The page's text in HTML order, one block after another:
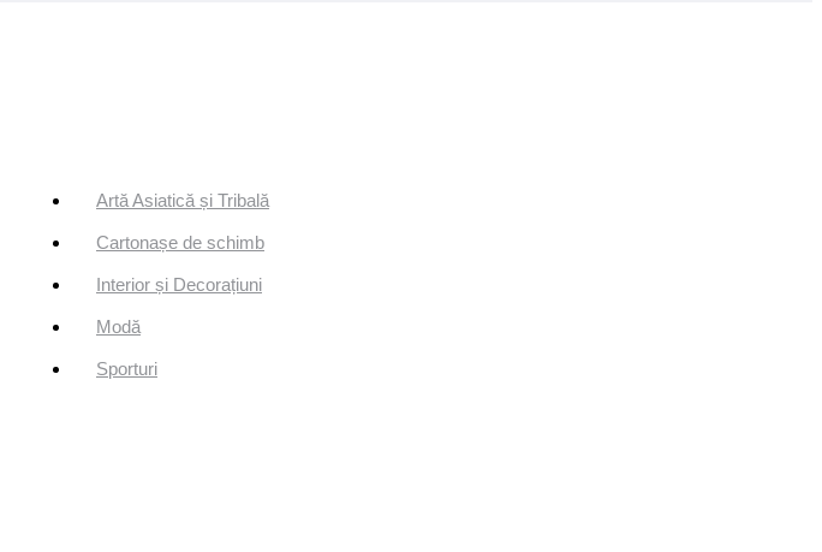
Artă Asiatică și Tribală
Cartonașe de schimb
Interior și Decorațiuni
Modă
Sporturi